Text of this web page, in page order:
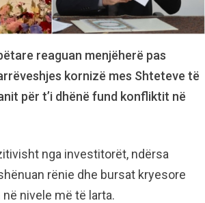
reaguan menjëherë pas
kornizë mes Shteteve të
për t’i dhënë fund konfliktit në
nga investitorët, ndërsa
rënie dhe bursat kryesore
nivele më të larta.